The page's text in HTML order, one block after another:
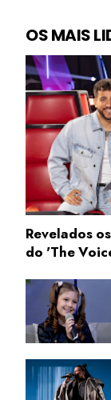
OS MAIS
Revelados
do 'The